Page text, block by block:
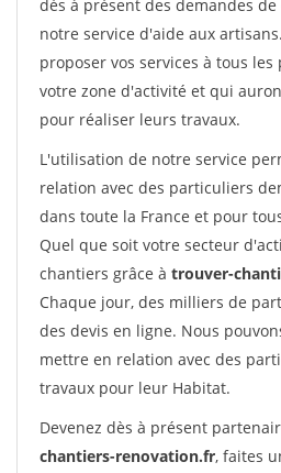
dès à présent des demandes
notre service d'aide aux
proposer vos services à tous
votre zone d'activité et qui
pour réaliser leurs travaux.
L'utilisation de notre service
relation avec des particuliers
dans toute la France et pour
Quel que soit votre secteur
chantiers grâce à trouver-
Chaque jour, des milliers de
des devis en ligne. Nous
mettre en relation avec des
travaux pour leur Habitat.
Devenez dès à présent
chantiers-renovation.fr, faites